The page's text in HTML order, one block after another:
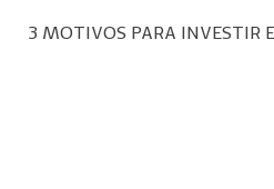
3 MOTIVOS PARA INVESTIR